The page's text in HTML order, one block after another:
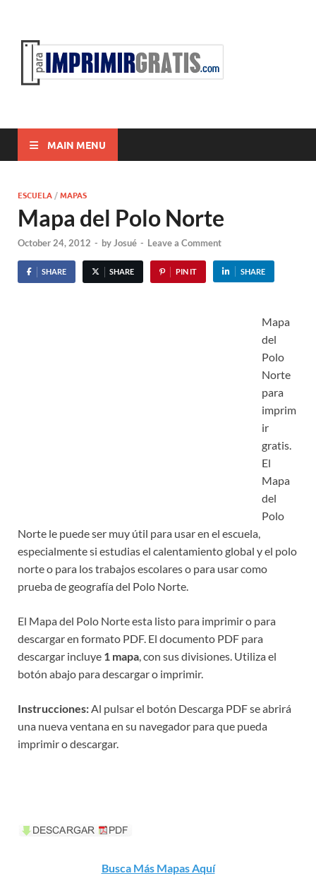
MAIN MENU
ESCUELA /MAPAS
Mapa del Polo Norte
October 24, 2012 - byJosué - Leave a Comment
SHARE SHARE PIN IT SHARE
Mapa
del
Polo
Norte
para
imprim
ir
gratis.
El
Mapa
del
Polo
Norte le puede ser muy útil para usar en el escuela,
especialmente si estudias el calentamiento global y el polo
norte o para los trabajos escolares o para usar como
prueba de geografía del Polo Norte.
El Mapa del Polo Norte esta listo para imprimir o para
descargar en formato PDF. El documento PDF para
descargar incluye 1 mapa, con sus divisiones. Utiliza el
botón abajo para descargar o imprimir.
Instrucciones:Al pulsar el botón Descarga PDF se abrirá
una nueva ventana en su navegador para que pueda
imprimir o descargar.
Busca Más Mapas Aquí